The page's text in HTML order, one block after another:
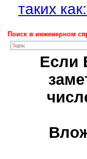
таких
Поиск в инженерном
Если